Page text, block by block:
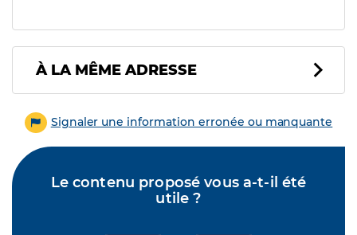
À LA MÊME ADRESSE
Signaler une information erronée ou manquante
Le contenu proposé vous a-t-il été
utile ?